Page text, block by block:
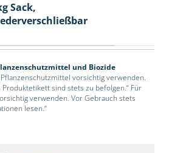
Sack,
und Biozide
vorsichtig verwenden.
sind stets zu befolgen.“ Für
verwenden. Vor Gebrauch stets
lesen.“